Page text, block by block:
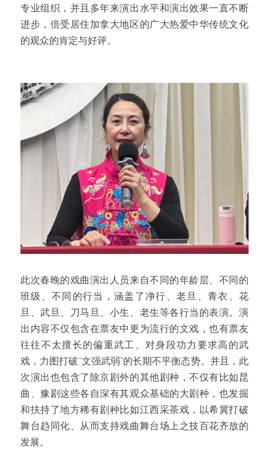
专业组织，并且多年来演出水平和演出效果一直不断
进步，倍受居住加拿大地区的广大热爱中华传统文化
的观众的肯定与好评。
此次春晚的戏曲演出人员来自不同的年龄层、不同的
班级、不同的行当，涵盖了净行、老旦、青衣、花
旦、武旦、刀马旦、小生、老生等各行当的表演。演
出内容不仅包含在票友中更为流行的文戏，也有票友
往往不太擅长的偏重武工、对身段功力要求高的武
戏，力图打破“文强武弱”的长期不平衡态势。并且，此
次演出也包含了除京剧外的其他剧种，不仅有比如昆
曲、豫剧这些各自深有其观众基础的大剧种，也发掘
和扶持了地方稀有剧种比如江西采茶戏，以希冀打破
舞台趋同化、从而支持戏曲舞台场上之技百花齐放的
发展。